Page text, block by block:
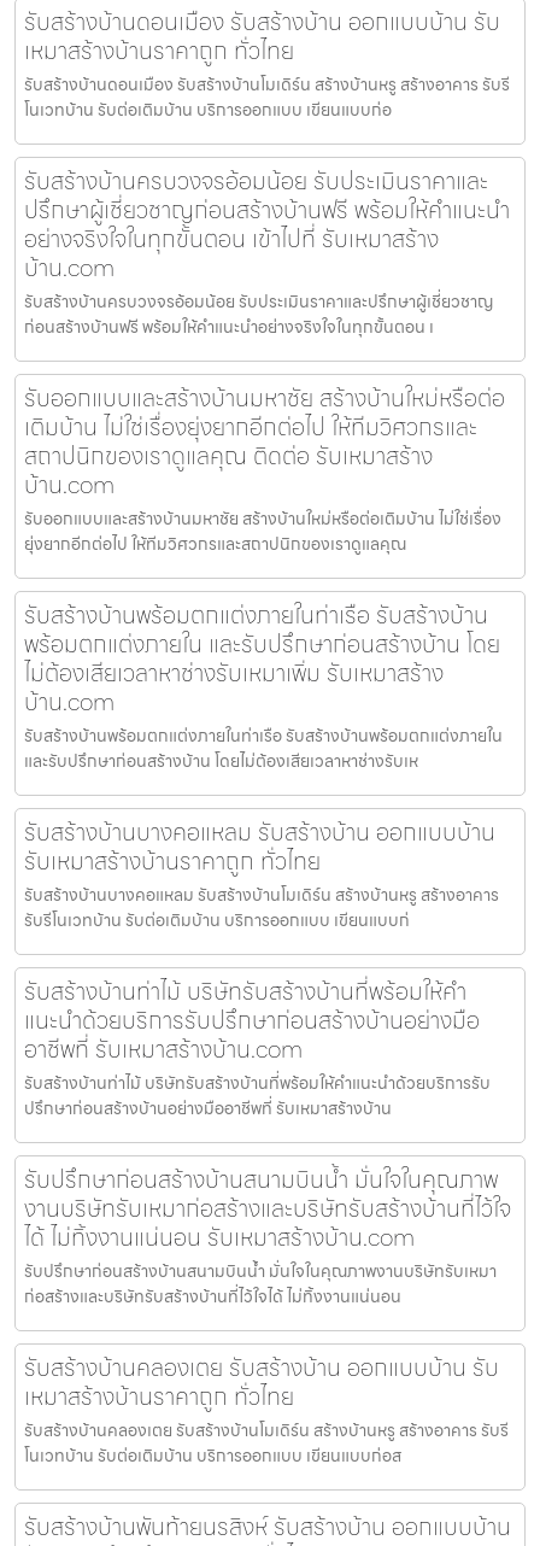
รับสร้างบ้านดอนเมือง รับสร้างบ้าน ออกแบบบ้าน รับ
เหมาสร้างบ้านราคาถูก ทั่วไทย
รับสร้างบ้านดอนเมือง รับสร้างบ้านโมเดิร์น สร้างบ้านหรู สร้างอาคาร รับรี
โนเวทบ้าน รับต่อเติมบ้าน บริการออกแบบ เขียนแบบก่อ
รับสร้างบ้านครบวงจรอ้อมน้อย รับประเมินราคาและ
ปรึกษาผู้เชี่ยวชาญก่อนสร้างบ้านฟรี พร้อมให้คำแนะนำ
อย่างจริงใจในทุกขั้นตอน เข้าไปที่ รับเหมาสร้าง
บ้าน.com
รับสร้างบ้านครบวงจรอ้อมน้อย รับประเมินราคาและปรึกษาผู้เชี่ยวชาญ
ก่อนสร้างบ้านฟรี พร้อมให้คำแนะนำอย่างจริงใจในทุกขั้นตอน เ
รับออกแบบและสร้างบ้านมหาชัย สร้างบ้านใหม่หรือต่อ
เติมบ้าน ไม่ใช่เรื่องยุ่งยากอีกต่อไป ให้ทีมวิศวกรและ
สถาปนิกของเราดูแลคุณ ติดต่อ รับเหมาสร้าง
บ้าน.com
รับออกแบบและสร้างบ้านมหาชัย สร้างบ้านใหม่หรือต่อเติมบ้าน ไม่ใช่เรื่อง
ยุ่งยากอีกต่อไป ให้ทีมวิศวกรและสถาปนิกของเราดูแลคุณ
รับสร้างบ้านพร้อมตกแต่งภายในท่าเรือ รับสร้างบ้าน
พร้อมตกแต่งภายใน และรับปรึกษาก่อนสร้างบ้าน โดย
ไม่ต้องเสียเวลาหาช่างรับเหมาเพิ่ม รับเหมาสร้าง
บ้าน.com
รับสร้างบ้านพร้อมตกแต่งภายในท่าเรือ รับสร้างบ้านพร้อมตกแต่งภายใน
และรับปรึกษาก่อนสร้างบ้าน โดยไม่ต้องเสียเวลาหาช่างรับเห
รับสร้างบ้านบางคอแหลม รับสร้างบ้าน ออกแบบบ้าน
รับเหมาสร้างบ้านราคาถูก ทั่วไทย
รับสร้างบ้านบางคอแหลม รับสร้างบ้านโมเดิร์น สร้างบ้านหรู สร้างอาคาร
รับรีโนเวทบ้าน รับต่อเติมบ้าน บริการออกแบบ เขียนแบบก่
รับสร้างบ้านท่าไม้ บริษัทรับสร้างบ้านที่พร้อมให้คำ
แนะนำด้วยบริการรับปรึกษาก่อนสร้างบ้านอย่างมือ
อาชีพที่ รับเหมาสร้างบ้าน.com
รับสร้างบ้านท่าไม้ บริษัทรับสร้างบ้านที่พร้อมให้คำแนะนำด้วยบริการรับ
ปรึกษาก่อนสร้างบ้านอย่างมืออาชีพที่ รับเหมาสร้างบ้าน
รับปรึกษาก่อนสร้างบ้านสนามบินน้ำ มั่นใจในคุณภาพ
งานบริษัทรับเหมาก่อสร้างและบริษัทรับสร้างบ้านที่ไว้ใจ
ได้ ไม่ทิ้งงานแน่นอน รับเหมาสร้างบ้าน.com
รับปรึกษาก่อนสร้างบ้านสนามบินน้ำ มั่นใจในคุณภาพงานบริษัทรับเหมา
ก่อสร้างและบริษัทรับสร้างบ้านที่ไว้ใจได้ ไม่ทิ้งงานแน่นอน
รับสร้างบ้านคลองเตย รับสร้างบ้าน ออกแบบบ้าน รับ
เหมาสร้างบ้านราคาถูก ทั่วไทย
รับสร้างบ้านคลองเตย รับสร้างบ้านโมเดิร์น สร้างบ้านหรู สร้างอาคาร รับรี
โนเวทบ้าน รับต่อเติมบ้าน บริการออกแบบ เขียนแบบก่อส
รับสร้างบ้านพันท้ายนรสิงห์ รับสร้างบ้าน ออกแบบบ้าน